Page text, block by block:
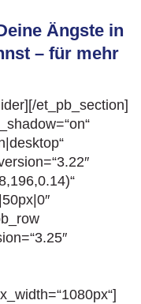
Ängste in
– für mehr
et_pb_section]